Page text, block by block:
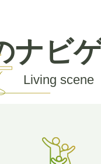
やろう！
ロン「お
ナビ
Living scene